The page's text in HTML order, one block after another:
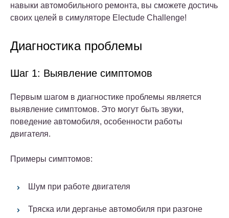
навыки автомобильного ремонта, вы сможете достичь
своих целей в симуляторе Electude Challenge!
Диагностика проблемы
Шаг 1: Выявление симптомов
Первым шагом в диагностике проблемы является
выявление симптомов. Это могут быть звуки,
поведение автомобиля, особенности работы
двигателя.
Примеры симптомов:
Шум при работе двигателя
Тряска или дерганье автомобиля при разгоне